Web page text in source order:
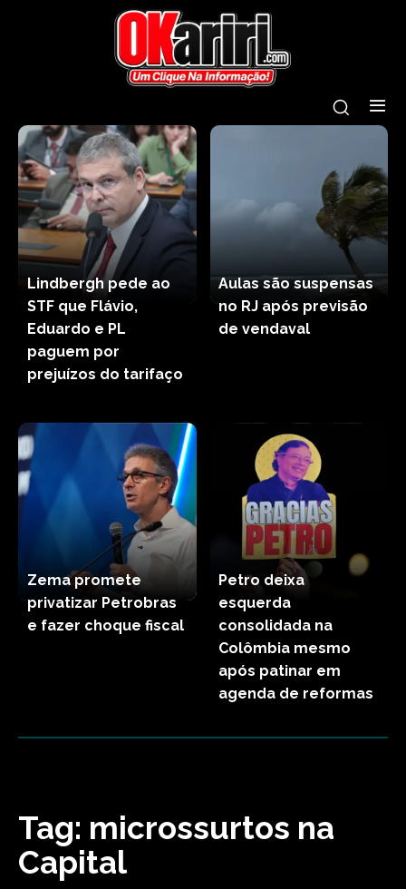
Lindbergh pede ao
STF que Flávio,
Eduardo e PL
paguem por
prejuízos do tarifaço
Aulas são suspensas
no RJ após previsão
de vendaval
Zema promete
privatizar Petrobras
e fazer choque fiscal
Petro deixa
esquerda
consolidada na
Colômbia mesmo
após patinar em
agenda de reformas
Tag: microssurtos na
Capital